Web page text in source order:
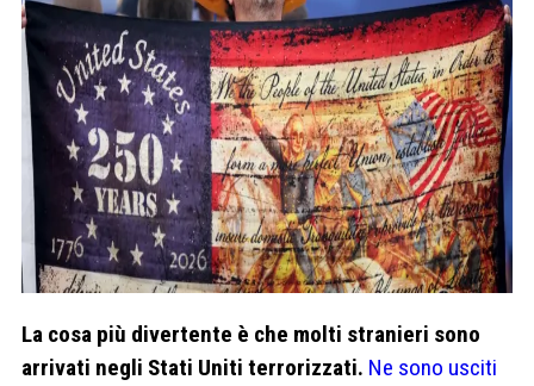
La cosa più divertente è che molti stranieri sono
arrivati negli Stati Uniti terrorizzati. Ne sono usciti